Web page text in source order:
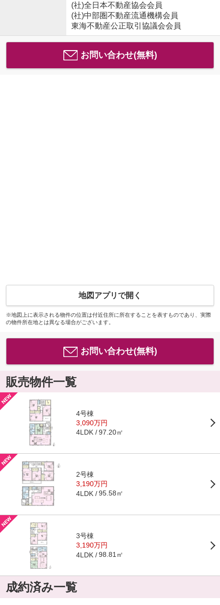
(社)全日本不動産協会会員
(社)中部圏不動産流通機構会員
東海不動産公正取引協議会会員
お問い合わせ(無料)
地図アプリで開く
※地図上に表示される物件の位置は付近住所に所在することを表すものであり、実際
の物件所在地とは異なる場合がございます。
お問い合わせ(無料)
販売物件一覧
4号棟
3,090万円
4LDK 97.20㎡
2号棟
3,190万円
4LDK 95.58㎡
3号棟
3,190万円
4LDK 98.81㎡
成約済み一覧